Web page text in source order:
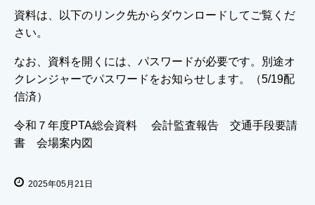
資料は、以下のリンク先からダウンロードしてご覧くだ
さい。
なお、資料を開くには、パスワードが必要です。別途オ
クレンジャーでパスワードをお知らせします。（5/19配
信済）
令和７年度PTA総会資料 会計監査報告 交通手段要請
書 会場案内図
2025年05月21日